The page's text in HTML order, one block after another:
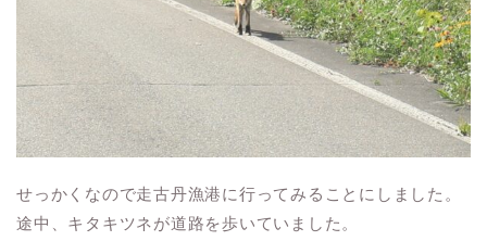
せっかくなので走古丹漁港に行ってみることにしました。
途中、キタキツネが道路を歩いていました。